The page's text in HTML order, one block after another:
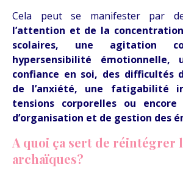
Cela peut se manifester par
l’attention et de la
scolaires, une agitation
hypersensibilité émotionnelle,
confiance en soi, des difficultés
de l’anxiété, une fatigabilité
tensions corporelles ou encore
d’organisation et de gestion des
A quoi ça sert de réintégrer
archaïques?